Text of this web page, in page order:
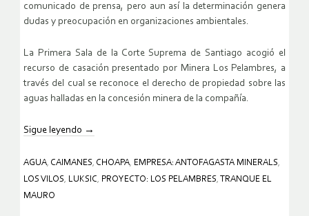
comunicado de prensa, pero aun así la determinación genera
dudas y preocupación en organizaciones ambientales.
La Primera Sala de la Corte Suprema de Santiago acogió el
recurso de casación presentado por Minera Los Pelambres, a
través del cual se reconoce el derecho de propiedad sobre las
aguas halladas en la concesión minera de la compañía.
Sigue leyendo →
AGUA, CAIMANES, CHOAPA, EMPRESA: ANTOFAGASTA MINERALS,
LOS VILOS, LUKSIC, PROYECTO: LOS PELAMBRES,
TRANQUE EL
MAURO